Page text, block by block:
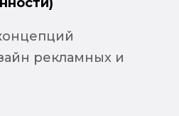
рекламных и